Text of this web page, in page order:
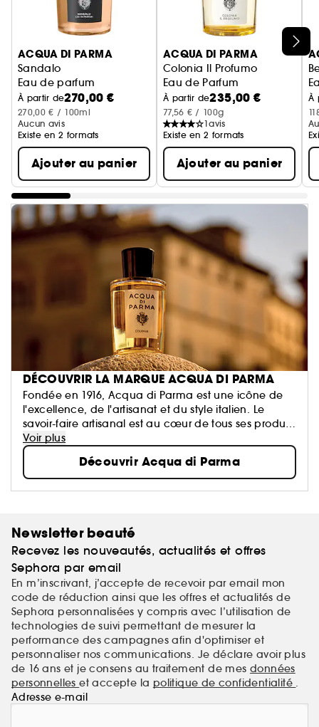
ACQUA DI PARMA
Sandalo
Eau de parfum
À partir de270,00 €
270,00 € / 100ml
Aucun avis
Existe en 2 formats
Ajouter au panier
ACQUA DI PARMA
Colonia Il Profumo
Eau de Parfum
À partir de235,00 €
77,56 € / 100g
1avis
Existe en 2 formats
Ajouter au panier
À
DÉCOUVRIR LA MARQUE ACQUA DI PARMA
Fondée en 1916, Acqua di Parma est une icône de
l'excellence, de l'artisanat et du style italien. Le
savoir-faire artisanal est au cœur de tous ses produits
qui sont fièrement fabriqués en Italie, où
l'authenticité et la simplicité brillent.
Voir plus
Découvrir Acqua di Parma
Newsletter beauté
Recevez les nouveautés, actualités et offres
Sephora par email
En m’inscrivant, j’accepte de recevoir par email mon
code de réduction ainsi que les offres et actualités de
Sephora personnalisées y compris avec l’utilisation de
technologies de suivi permettant de mesurer la
performance des campagnes afin d'optimiser et
personnaliser nos communications. Je déclare avoir plus
de 16 ans et je consens au traitement de mes données
personnelleset accepte la politique de confidentialité .
Adresse e-mail